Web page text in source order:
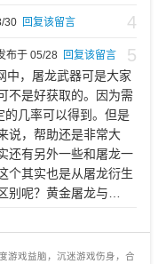
4
30 回复该留言
5
布于 05/28 回复该留言
中，屠龙武器可是大家
不是好获取的。因为需
的几率可以得到。但是
说，帮助还是非常大
还有另外一些和屠龙一
个其实也是从屠龙衍生
别呢？黄金屠龙与…
游戏益脑，沉迷游戏伤身，合